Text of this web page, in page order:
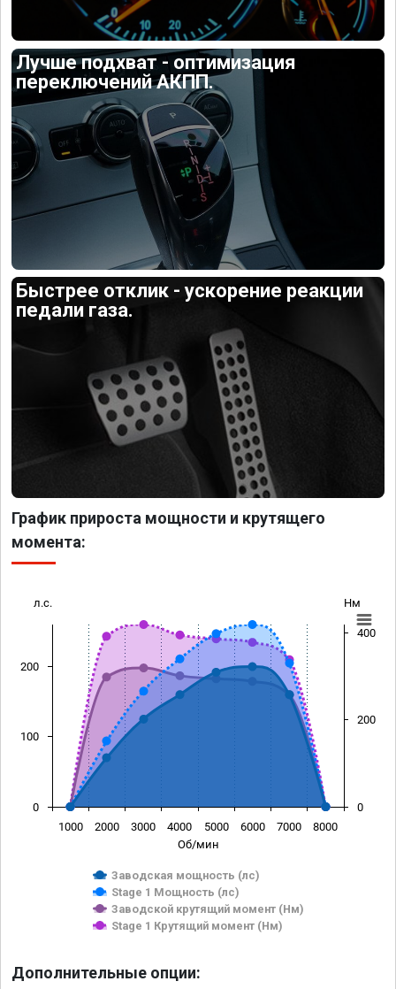
Лучше подхват - оптимизация
переключений АКПП.
Быстрее отклик - ускорение реакции
педали газа.
График прироста мощности и крутящего
момента:
Об/мин
л.с. Нм
Заводская мощность (лс)
Stage 1 Мощность (лс)
Заводской крутящий момент (Нм)
Stage 1 Крутящий момент (Нм)
1000 2000 3000 4000 5000 6000 7000 8000
0
100
200
0
200
400
Дополнительные опции: